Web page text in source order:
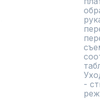
-